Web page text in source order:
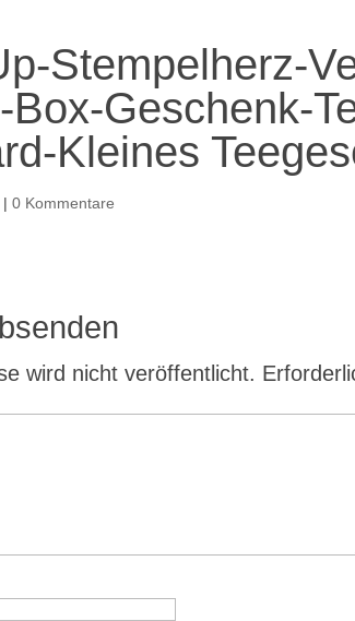
Stempelherz-
Box-Geschenk-
Kleines
|0 Kommentare
wird nicht veröffentlicht.